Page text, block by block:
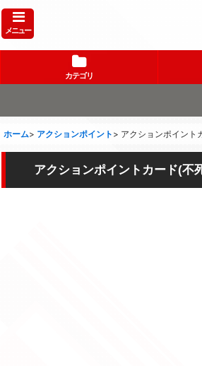
メニュー
カテゴリ
ホーム> アクションポイント > アクションポイント
アクションポイントカード(不